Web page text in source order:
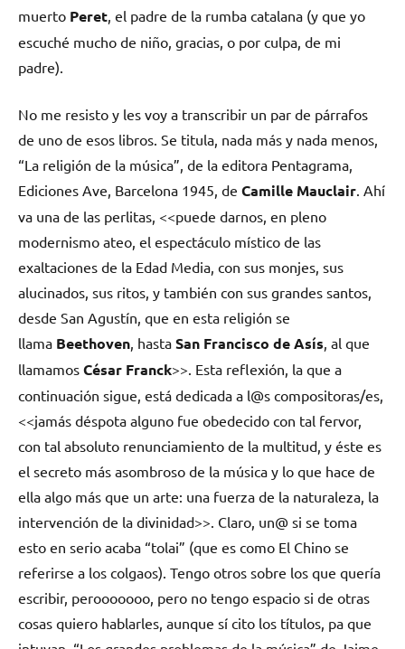
muerto Peret , el padre de la rumba catalana (y que yo
escuché mucho de niño, gracias, o por culpa, de mi
padre).
No me resisto y les voy a transcribir un par de párrafos
de uno de esos libros. Se titula, nada más y nada menos,
“La religión de la música”, de la editora Pentagrama,
Ediciones Ave, Barcelona 1945, de Camille Mauclair . Ahí
va una de las perlitas, <<puede darnos, en pleno
modernismo ateo, el espectáculo místico de las
exaltaciones de la Edad Media, con sus monjes, sus
alucinados, sus ritos, y también con sus grandes santos,
desde San Agustín, que en esta religión se
llama Beethoven , hasta San Francisco de Asís , al que
llamamos César Franck>>. Esta reflexión, la que a
continuación sigue, está dedicada a l@s compositoras/es,
<<jamás déspota alguno fue obedecido con tal fervor,
con tal absoluto renunciamiento de la multitud, y éste es
el secreto más asombroso de la música y lo que hace de
ella algo más que un arte: una fuerza de la naturaleza, la
intervención de la divinidad>>. Claro, un@ si se toma
esto en serio acaba “tolai” (que es como El Chino se
referirse a los colgaos). Tengo otros sobre los que quería
escribir, perooooooo, pero no tengo espacio si de otras
cosas quiero hablarles, aunque sí cito los títulos, pa que